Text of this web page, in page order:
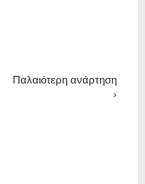
Παλαιότερη ανάρτηση
›